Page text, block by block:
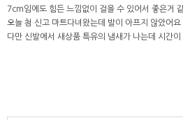
7cm임에도 힘든 느낌없이 걸을 수 있어서 좋은거
오늘 첨 신고 마트다녀왔는데 발이 아프지 않았어요
다만 신발에서 새상품 특유의 냄새가 나는데 시간